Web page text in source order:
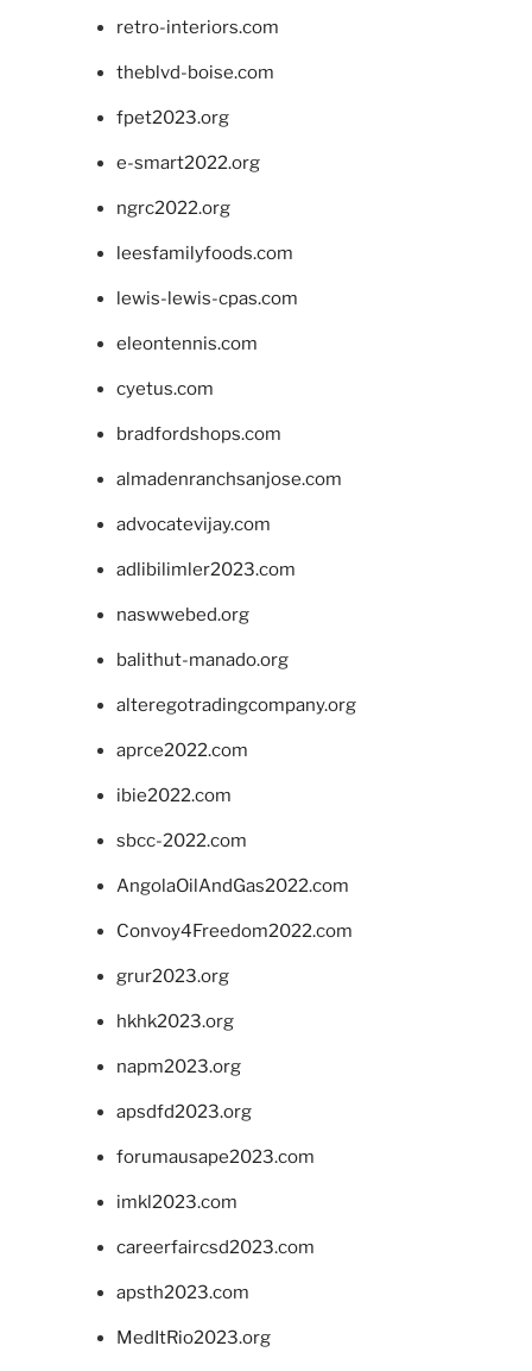
retro-interiors.com
theblvd-boise.com
fpet2023.org
e-smart2022.org
ngrc2022.org
leesfamilyfoods.com
lewis-lewis-cpas.com
eleontennis.com
cyetus.com
bradfordshops.com
almadenranchsanjose.com
advocatevijay.com
adlibilimler2023.com
naswwebed.org
balithut-manado.org
alteregotradingcompany.org
aprce2022.com
ibie2022.com
sbcc-2022.com
AngolaOilAndGas2022.com
Convoy4Freedom2022.com
grur2023.org
hkhk2023.org
napm2023.org
apsdfd2023.org
forumausape2023.com
imkl2023.com
careerfaircsd2023.com
apsth2023.com
MedItRio2023.org